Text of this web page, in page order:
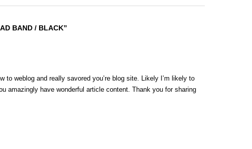
BAND / BLACK”
to weblog and really savored you’re blog site. Likely I’m likely to
amazingly have wonderful article content. Thank you for sharing